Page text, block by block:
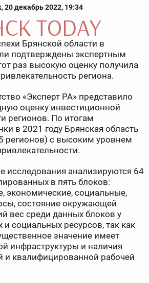
20 декабрь 2022, 19:34
Брянской области в
подтверждены экспертным
раз высокую оценку получила
региона.
«Эксперт РА» представило
оценку инвестиционной
регионов. По итогам
в 2021 году Брянская область
регионов) с высоким уровнем
исследования анализируются 64
в пять блоков:
экономические, социальные,
состояние окружающей
вес среди данных блоков у
и социальных ресурсов, так как
значение имеет
инфраструктуры и наличия
и квалифицированной рабочей